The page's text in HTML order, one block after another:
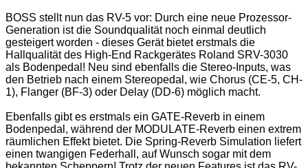
BOSS stellt nun das RV-5 vor: Durch eine neue Prozessor-
Generation ist die Soundqualität noch einmal deutlich
gesteigert worden - dieses Gerät bietet erstmals die
Hallqualität des High-End Rackgerätes Roland SRV-3030
als Bodenpedal! Neu sind ebenfalls die Stereo-Inputs, was
den Betrieb nach einem Stereopedal, wie Chorus (CE-5, CH-
1), Flanger (BF-3) oder Delay (DD-6) möglich macht.
Ebenfalls gibt es erstmals ein GATE-Reverb in einem
Bodenpedal, während der MODULATE-Reverb einen extrem
räumlichen Effekt bietet. Die Spring-Reverb Simulation liefert
einen twangigen Federhall, auf Wunsch sogar mit dem